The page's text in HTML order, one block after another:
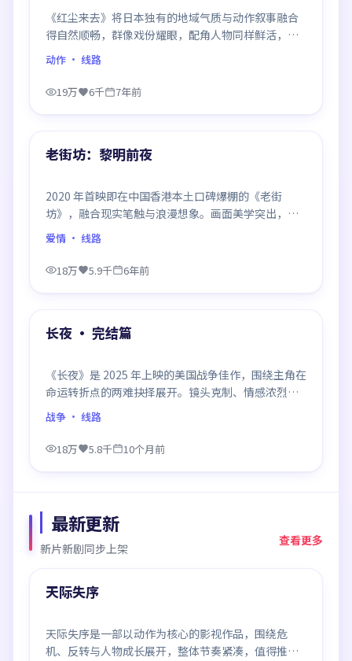
《红尘来去》将日本独有的地域气质与动作叙事融合
得自然顺畅，群像戏份耀眼，配角人物同样鲜活，整
部作品质感扎实。
动作 · 线路
19万 6千 7年前
精选
老街坊：黎明前夜
2020 年首映即在中国香港本土口碑爆棚的《老街
坊》，融合现实笔触与浪漫想象。画面美学突出，节
奏拿捏到位，是当年话题度居高不下的代表作。
爱情 · 线路
18万 5.9千 6年前
精选
长夜 · 完结篇
《长夜》是 2025 年上映的美国战争佳作，围绕主角在
命运转折点的两难抉择展开。镜头克制、情感浓烈，
伏笔层层铺陈，结尾出人意料，是同类题材中口碑回
潮的一部。
战争 · 线路
18万 5.8千 10个月前
最新更新
新片新剧同步上架
查看更多
最新
94:21
天际失序
天际失序是一部以动作为核心的影视作品，围绕危
机、反转与人物成长展开，整体节奏紧凑，值得推荐